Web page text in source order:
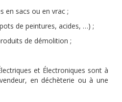
en sacs ou en vrac ;
de peintures, acides, …) ;
de démolition ;
et Électroniques sont à
en déchèterie ou à une